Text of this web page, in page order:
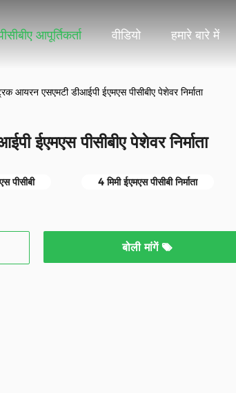
आपूर्तिकर्ता वीडियो हमारे बारे में
आयरन एसएमटी डीआईपी ईएमएस पीसीबीए पेशेवर निर्माता
ईएमएस पीसीबीए पेशेवर निर्माता
पीसीबी 4 मिमी ईएमएस पीसीबी निर्माता
बोली मांगें